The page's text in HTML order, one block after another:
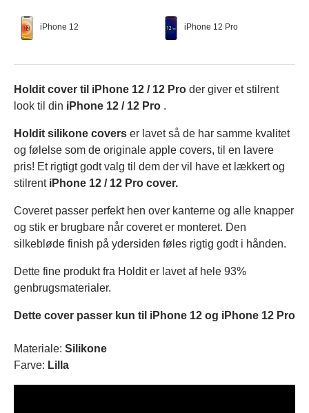
iPhone 12 iPhone 12 Pro
Holdit cover til iPhone 12 / 12 Pro der giver et stilrent
look til din iPhone 12 / 12 Pro .
Holdit silikone covers er lavet så de har samme kvalitet
og følelse som de originale apple covers, til en lavere
pris! Et rigtigt godt valg til dem der vil have et lækkert og
stilrent iPhone 12 / 12 Pro cover.
Coveret passer perfekt hen over kanterne og alle knapper
og stik er brugbare når coveret er monteret. Den
silkebløde finish på ydersiden føles rigtig godt i hånden.
Dette fine produkt fra Holdit er lavet af hele 93%
genbrugsmaterialer.
Dette cover passer kun til iPhone 12 og iPhone 12 Pro
Materiale: Silikone
Farve: Lilla